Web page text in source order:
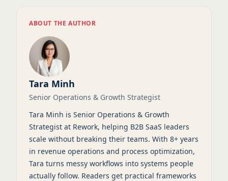
ABOUT THE AUTHOR
Tara Minh
Senior Operations & Growth Strategist
Tara Minh is Senior Operations & Growth
Strategist at Rework, helping B2B SaaS leaders
scale without breaking their teams. With 8+ years
in revenue operations and process optimization,
Tara turns messy workflows into systems people
actually follow. Readers get practical frameworks